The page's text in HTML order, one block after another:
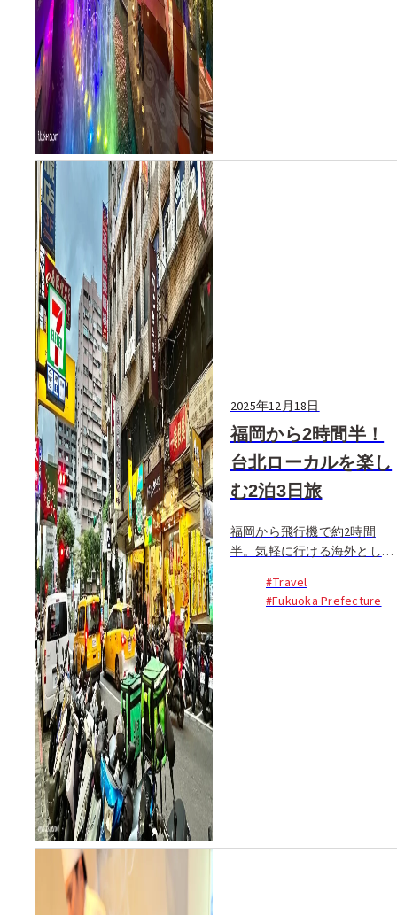
2025年12月18日
福岡から2時間半！
台北ローカルを楽し
む2泊3日旅
福岡から飛行機で約2時間
半。気軽に行ける海外として
もグルメも“ローカルの楽し
さ”がぎゅっと詰まった都市
#Travel
#Fukuoka Prefecture